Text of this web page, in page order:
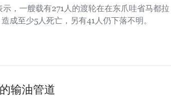
，一艘载有271人的渡轮在在东爪哇省马都拉
成至少5人死亡，另有41人仍下落不明。
输油管道